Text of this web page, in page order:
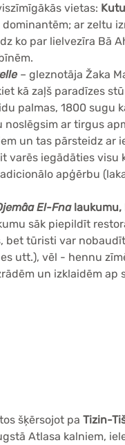
vietas:
ar zeltu
ko par lielvezīra Bā
– gleznotāja Žaka
kā zaļš paradīzes
palmas, 1800 sugu
noslēgsim ar tirgus
un tas pārsteidz ar
varēs iegādāties visu
apģērbu
El-Fnalaukumu,
sāk piepildīt
bet tūristi var
utt.), vēl - hennu
un izklaidēm ap
šķērsojot pa Tizin-
Atlasa kalniem,